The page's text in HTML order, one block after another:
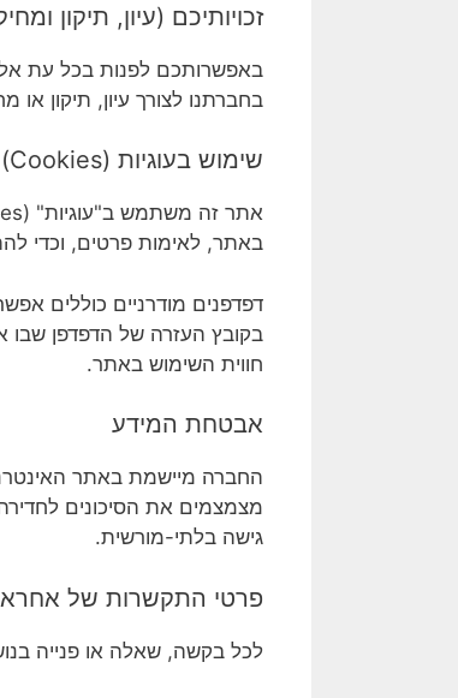
זכויותיכם (עיון, תיקון
באפשרותכם לפנות בכל עת אל
בחברתנו לצורך עיון, תיקון
שימוש בעוגיות (Cookies)
באתר, לאימות פרטים, וכדי
בקובץ העזרה של הדפדפן
חווית השימוש באתר.
אבטחת המידע
החברה מיישמת באתר
מצמצמים את הסיכונים
גישה בלתי-מורשית.
פרטי התקשרות של
לכל בקשה, שאלה או פנייה